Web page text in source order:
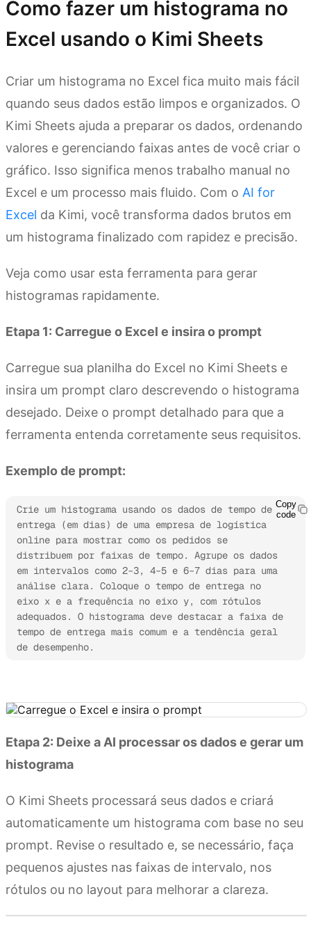
Como fazer um histograma no
Excel usando o Kimi Sheets
Criar um histograma no Excel fica muito mais fácil
quando seus dados estão limpos e organizados. O
Kimi Sheets ajuda a preparar os dados, ordenando
valores e gerenciando faixas antes de você criar o
gráfico. Isso significa menos trabalho manual no
Excel e um processo mais fluido. Com o AI for
Excel da Kimi, você transforma dados brutos em
um histograma finalizado com rapidez e precisão.
Veja como usar esta ferramenta para gerar
histogramas rapidamente.
Etapa 1: Carregue o Excel e insira o prompt
Carregue sua planilha do Excel no Kimi Sheets e
insira um prompt claro descrevendo o histograma
desejado. Deixe o prompt detalhado para que a
ferramenta entenda corretamente seus requisitos.
Exemplo de prompt:
Crie um histograma usando os dados de tempo de
entrega (em dias) de uma empresa de logística
online para mostrar como os pedidos se
distribuem por faixas de tempo. Agrupe os dados
em intervalos como 2–3, 4–5 e 6–7 dias para uma
análise clara. Coloque o tempo de entrega no
eixo x e a frequência no eixo y, com rótulos
adequados. O histograma deve destacar a faixa de
tempo de entrega mais comum e a tendência geral
de desempenho.
Copy
code
Etapa 2: Deixe a AI processar os dados e gerar um
histograma
O Kimi Sheets processará seus dados e criará
automaticamente um histograma com base no seu
prompt. Revise o resultado e, se necessário, faça
pequenos ajustes nas faixas de intervalo, nos
rótulos ou no layout para melhorar a clareza.